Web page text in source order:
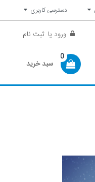
دسترسی کاربری
ورود یا ثبت نام
سبد خرید
0